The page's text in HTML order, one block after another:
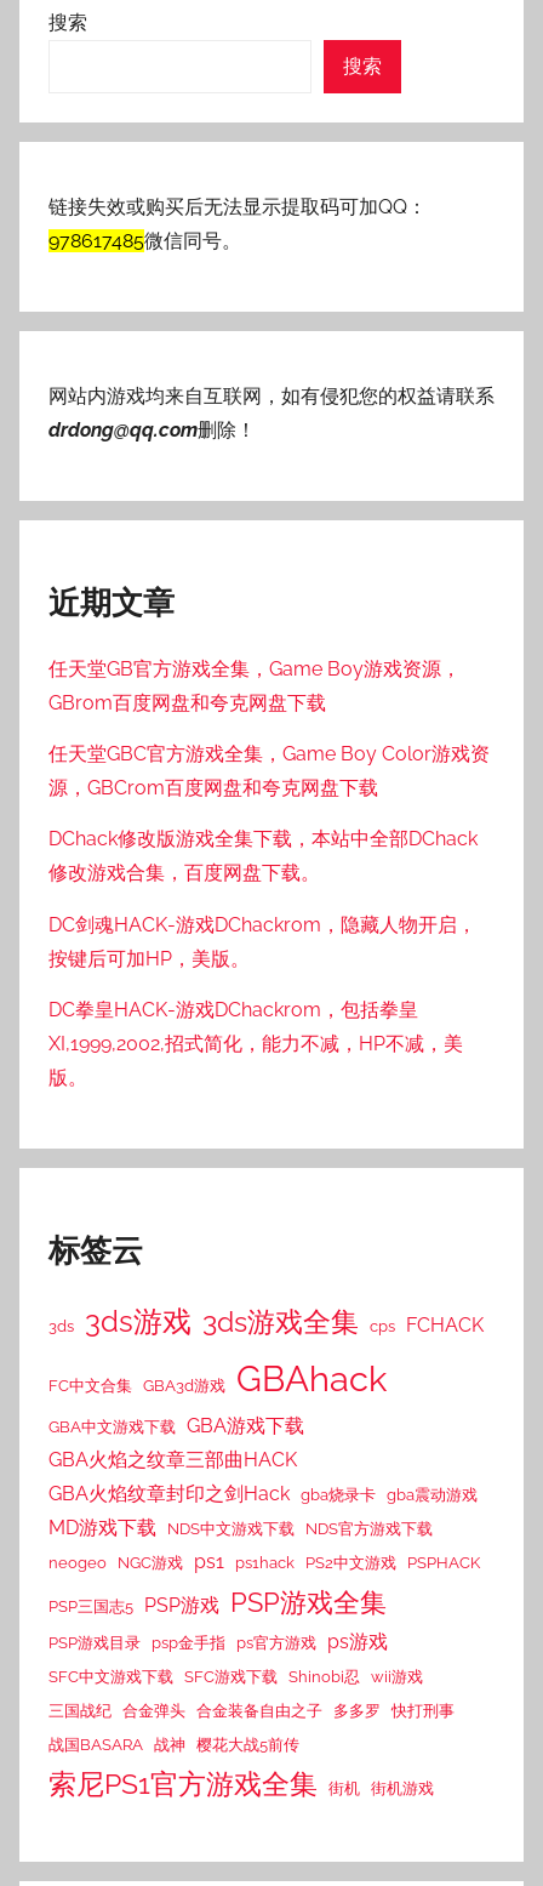
搜索
搜索
链接失效或购买后无法显示提取码可加QQ：
978617485微信同号。
网站内游戏均来自互联网，如有侵犯您的权益请联系
drdong@qq.com删除！
近期文章
任天堂GB官方游戏全集，Game Boy游戏资源，
GBrom百度网盘和夸克网盘下载
任天堂GBC官方游戏全集，Game Boy Color游戏资
源，GBCrom百度网盘和夸克网盘下载
DChack修改版游戏全集下载，本站中全部DChack
修改游戏合集，百度网盘下载。
DC剑魂HACK-游戏DChackrom，隐藏人物开启，
按键后可加HP，美版。
DC拳皇HACK-游戏DChackrom，包括拳皇
XI,1999,2002,招式简化，能力不减，HP不减，美
版。
标签云
3ds 3ds游戏 3ds游戏全集 cps FCHACK
FC中文合集 GBA3d游戏 GBAhack
GBA中文游戏下载
GBA游戏下载
GBA火焰之纹章三部曲HACK
GBA火焰纹章封印之剑Hack gba烧录卡 gba震动游戏
MD游戏下载 NDS中文游戏下载
NDS官方游戏下载
neogeo
NGC游戏 ps1 ps1hack PS2中文游戏 PSPHACK
PSP三国志5 PSP游戏 PSP游戏全集
PSP游戏目录 psp金手指 ps官方游戏 ps游戏
SFC中文游戏下载 SFC游戏下载 Shinobi忍
wii游戏
三国战纪 合金弹头 合金装备自由之子 多多罗
快打刑事
战国BASARA 战神 樱花大战5前传
索尼PS1官方游戏全集 街机 街机游戏